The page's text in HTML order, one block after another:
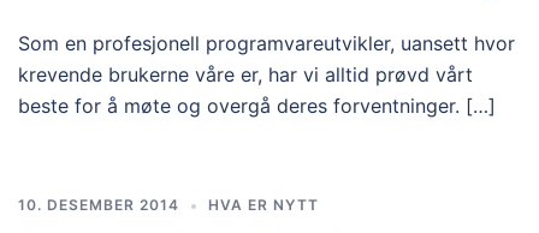
Som en profesjonell programvareutvikler, uansett hvor
krevende brukerne våre er, har vi alltid prøvd vårt
beste for å møte og overgå deres forventninger. […]
10. DESEMBER 2014 HVA ER NYTT